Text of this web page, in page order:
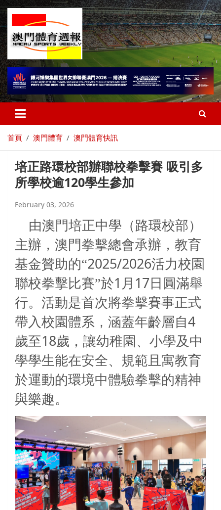
首頁 澳門體育 澳門體育快訊
培正路環校部辦聯校拳擊賽 吸引多
所學校逾120學生參加
February 03, 2026
由澳門培正中學（路環校部）
主辦，澳門拳擊總會承辦，教育
基金贊助的“2025/2026活力校園
聯校拳擊比賽”於1 月 17 日圓滿舉
行。活動是首次將拳擊賽事正式
帶入校園體系，涵蓋年齡層自4
歲至18歲，讓幼稚園、小學及中
學學生能在安全、規範且寓教育
於運動的環境中體驗拳擊的精神
與樂趣。